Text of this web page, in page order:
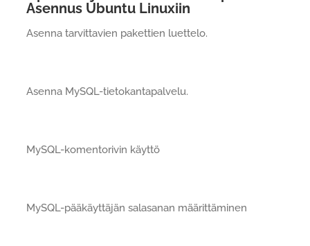
Asennus Ubuntu Linuxiin
Asenna tarvittavien pakettien luettelo.
Asenna MySQL-tietokantapalvelu.
MySQL-komentorivin käyttö
MySQL-pääkäyttäjän salasanan määrittäminen